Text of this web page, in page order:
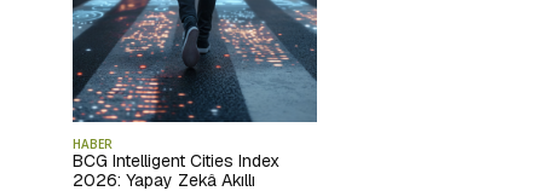
HABER
BCG Intelligent Cities Index
2026: Yapay Zekâ Akıllı